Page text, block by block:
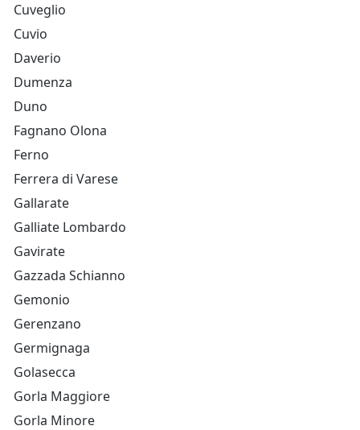
Cuveglio
Cuvio
Daverio
Dumenza
Duno
Fagnano Olona
Ferno
Ferrera di Varese
Gallarate
Galliate Lombardo
Gavirate
Gazzada Schianno
Gemonio
Gerenzano
Germignaga
Golasecca
Gorla Maggiore
Gorla Minore